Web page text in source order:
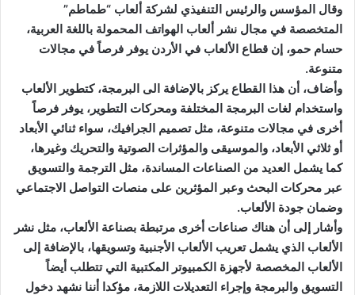
وقال المؤسس والرئيس التنفيذي لشركة ألعاب “طماطم”
المتخصصة في مجال نشر ألعاب الهواتف المحمولة باللغة العربية،
حسام حمو، إن قطاع الألعاب في الأردن يوفر فرصاً في مجالات
متنوعة.
وأضاف، أن هذا القطاع يركز بالإضافة الى البرمجة، كتطوير الألعاب
واستخدام لغات البرمجة المختلفة ومحركات التطوير، يوفر فرصاً
أخرى في مجالات متنوعة، مثل تصميم الجرافيك، سواء ثنائي الأبعاد
أو ثلاثي الأبعاد، والموسيقى والمؤثرات الصوتية والتحريك وغيرها،
كما يشمل العديد من الصناعات المساندة، مثل الترجمة والتسويق
عبر محركات البحث وعبر المؤثرين على منصات التواصل الاجتماعي
وضمان جودة الألعاب.
وأشار إلى أن هناك صناعات أخرى مرتبطة بصناعة الألعاب، مثل نشر
الألعاب الذي يشمل تعريب الألعاب الأجنبية وتسويقها، بالإضافة إلى
الألعاب المخصصة لأجهزة الكمبيوتر المكتبية التي تتطلب أيضاً
التسويق والبرمجة وإجراء التعديلات اللازمة، مؤكدا أننا نشهد دخول